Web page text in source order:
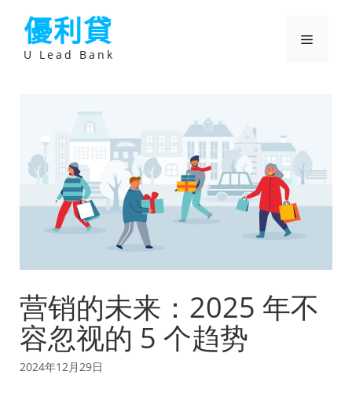
優利貸
U Lead Bank
選
营销的未来：2025 年不
容忽视的 5 个趋势
2024年12月29日